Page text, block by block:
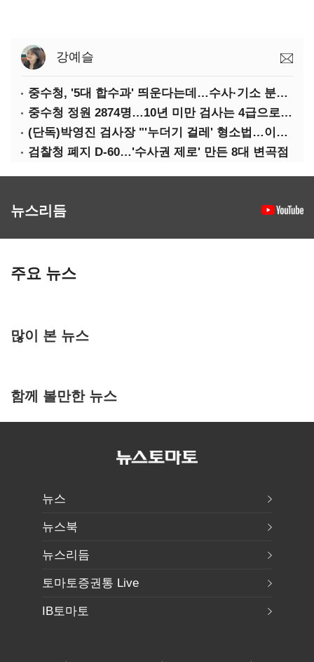
강예슬
중수청, '5대 합수과' 띄운다는데…수사·기소 분리로 협력방안 '부재'
중수청 정원 2874명…10년 미만 검사는 4급으로 임용
(단독)박영진 검사장 "'누더기 걸레' 형소법…이재명 대통령 책임져야"
검찰청 폐지 D-60…'수사권 제로' 만든 8대 변곡점
뉴스리듬
주요 뉴스
많이 본 뉴스
함께 볼만한 뉴스
뉴스
뉴스북
뉴스리듬
토마토증권통 Live
IB토마토